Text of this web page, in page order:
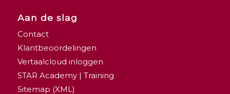
Aan de slag
Contact
Klantbeoordelingen
Vertaalcloud inloggen
STAR Academy | Training
Sitemap (XML)